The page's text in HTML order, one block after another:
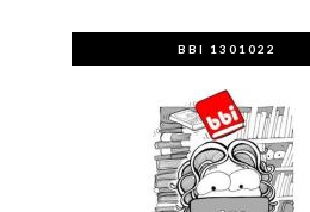
BBI 1301022